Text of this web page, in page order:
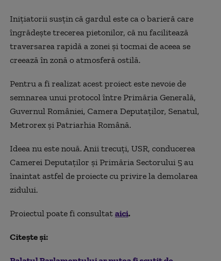
Inițiatorii susțin că gardul este ca o barieră care
îngrădește trecerea pietonilor, că nu facilitează
traversarea rapidă a zonei și tocmai de aceea se
creează în zonă o atmosferă ostilă.
Pentru a fi realizat acest proiect este nevoie de
semnarea unui protocol între Primăria Generală,
Guvernul României, Camera Deputaților, Senatul,
Metrorex și Patriarhia Română.
Ideea nu este nouă. Anii trecuți, USR, conducerea
Camerei Deputaților și Primăria Sectorului 5 au
înaintat astfel de proiecte cu privire la demolarea
zidului.
Proiectul poate fi consultataici.
Citește și: